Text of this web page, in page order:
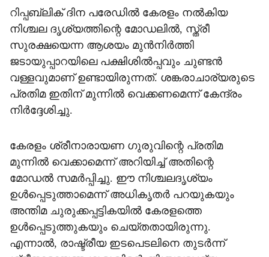
റിപ്പബ്ലിക് ദിന പരേഡില്‍ കേരളം നല്‍കിയ
നിശ്ചല ദൃശ്യത്തിന്റെ മോഡലില്‍, സ്ത്രീ
സുരക്ഷയെന്ന ആശയം മുന്‍നിര്‍ത്തി
ജടായുപ്പാറയിലെ പക്ഷിശില്‍പ്പവും ചുണ്ടന്‍
വള്ളവുമാണ് ഉണ്ടായിരുന്നത്. ശങ്കരാചാര്യരുടെ
പ്രതിമ ഇതിന് മുന്നില്‍ വെക്കണമെന്ന് കേന്ദ്രം
നിര്‍ദ്ദേശിച്ചു.
കേരളം ശ്രീനാരായണ ഗുരുവിന്റെ പ്രതിമ
മുന്നില്‍ വെക്കാമെന്ന് അറിയിച്ച് അതിന്റെ
മോഡല്‍ സമര്‍പ്പിച്ചു. ഈ നിശ്ചലദൃശ്യം
ഉള്‍പ്പെടുത്താമെന്ന് അധികൃതര്‍ പറയുകയും
അന്തിമ ചുരുക്കപ്പട്ടികയില്‍ കേരളത്തെ
ഉള്‍പ്പെടുത്തുകയും ചെയ്തതായിരുന്നു.
എന്നാല്‍, രാഷ്ട്രീയ ഇടപെടലിനെ തുടര്‍ന്ന്